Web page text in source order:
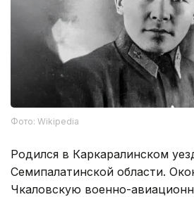
Фото: Wikipedia
Родился в Каркаралинском
Семипалатинской области.
Чкаловскую военно-